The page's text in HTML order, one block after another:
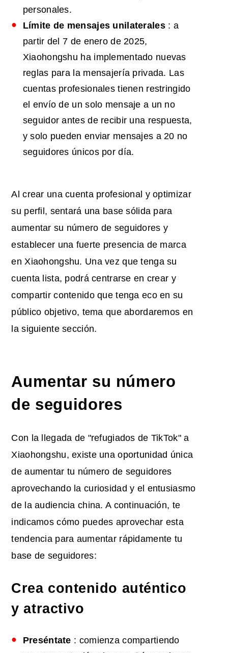
personales.
Límite de mensajes unilaterales: a
partir del 7 de enero de 2025,
Xiaohongshu ha implementado nuevas
reglas para la mensajería privada. Las
cuentas profesionales tienen restringido
el envío de un solo mensaje a un no
seguidor antes de recibir una respuesta,
y solo pueden enviar mensajes a 20 no
seguidores únicos por día.
Al crear una cuenta profesional y optimizar
su perfil, sentará una base sólida para
aumentar su número de seguidores y
establecer una fuerte presencia de marca
en Xiaohongshu. Una vez que tenga su
cuenta lista, podrá centrarse en crear y
compartir contenido que tenga eco en su
público objetivo, tema que abordaremos en
la siguiente sección.
Aumentar su número
de seguidores
Con la llegada de "refugiados de TikTok" a
Xiaohongshu, existe una oportunidad única
de aumentar tu número de seguidores
aprovechando la curiosidad y el entusiasmo
de la audiencia china. A continuación, te
indicamos cómo puedes aprovechar esta
tendencia para aumentar rápidamente tu
base de seguidores:
Crea contenido auténtico
y atractivo
Preséntate : comienza compartiendo